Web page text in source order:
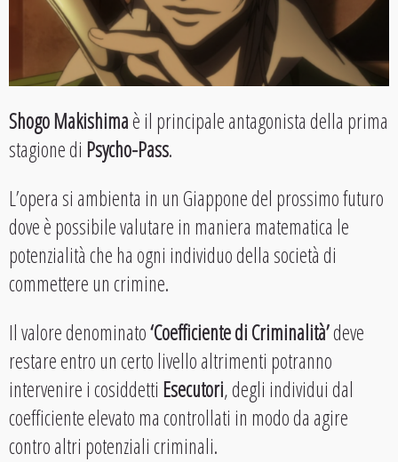
Shogo Makishimaè il principale antagonista della prima
stagione di Psycho-Pass.
L’opera si ambienta in un Giappone del prossimo futuro
dove è possibile valutare in maniera matematica le
potenzialità che ha ogni individuo della società di
commettere un crimine.
Il valore denominato‘Coefficiente di Criminalità’deve
restare entro un certo livello altrimenti potranno
intervenire i cosiddetti Esecutori, degli individui dal
coefficiente elevato ma controllati in modo da agire
contro altri potenziali criminali.